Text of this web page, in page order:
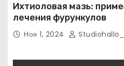
Ихтиоловая мазь:
лечения фурункулов
Ноя 1, 2024 Studiohallo_